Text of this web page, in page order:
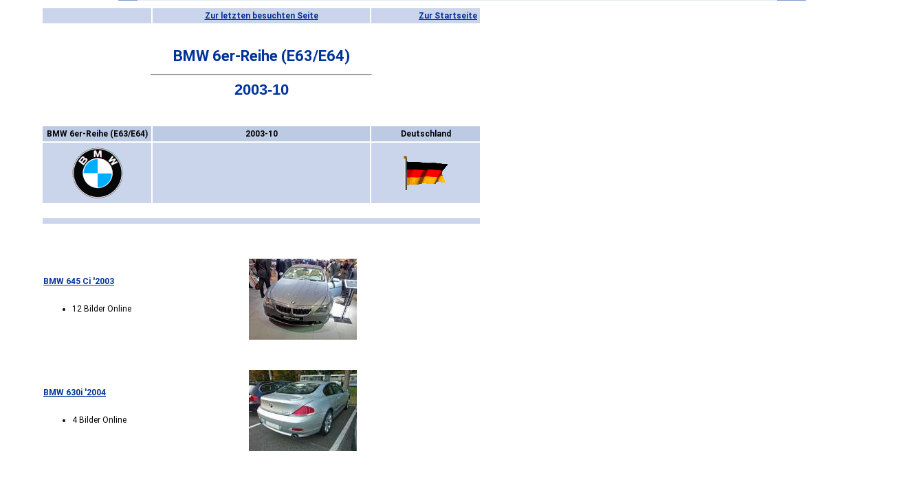
Zur letzten besuchten Seite Zur Startseite
BMW 6er-Reihe (E63/E64)
2003-10
BMW 6er-Reihe (E63/E64) 2003-10 Deutschland
BMW 645 Ci '2003
12 Bilder Online
BMW 630i '2004
4 Bilder Online